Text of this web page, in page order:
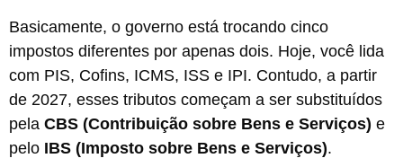
Basicamente, o governo está trocando cinco
impostos diferentes por apenas dois. Hoje, você lida
com PIS, Cofins, ICMS, ISS e IPI. Contudo, a partir
de 2027, esses tributos começam a ser substituídos
pela CBS (Contribuição sobre Bens e Serviços) e
pelo IBS (Imposto sobre Bens e Serviços).